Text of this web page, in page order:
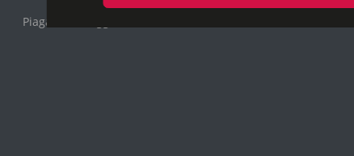
Piagam Pelanggan